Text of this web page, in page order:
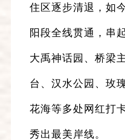
住区逐步清退，如
阳段全线贯通，串
大禹神话园、桥梁
台、汉水公园、玫
花海等多处网红打
秀出最美岸线。